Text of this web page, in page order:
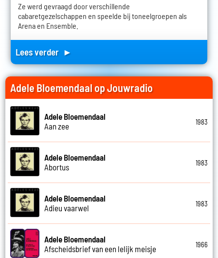
Ze werd gevraagd door verschillende
cabaretgezelschappen en speelde bij toneelgroepen als
Arena en Ensemble.
Lees verder ►
Adele Bloemendaal op Jouwradio
Adele Bloemendaal
Aan zee
1983
Adele Bloemendaal
Abortus
1983
Adele Bloemendaal
Adieu vaarwel
1983
Adele Bloemendaal
Afscheidsbrief van een lelijk meisje
1966